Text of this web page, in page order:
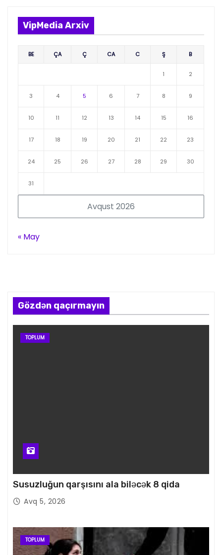
VipMedia Arxiv
Avqust 2026
BE ÇA Ç CA C Ş B
1 2
3 4 5 6 7 8 9
10 11 12 13 14 15 16
17 18 19 20 21 22 23
24 25 26 27 28 29 30
31
« May
Gözdən qaçırmayın
TOPLUM
Susuzluğun qarşısını ala biləcək 8 qida
Avq 5, 2026
TOPLUM